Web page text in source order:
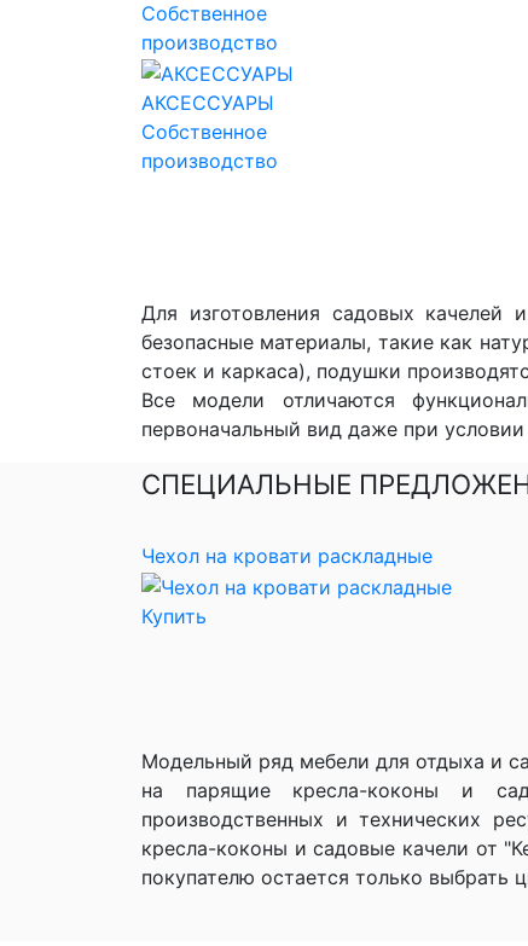
Собственное
производство
АКСЕССУАРЫ
Собственное
производство
Для изготовления садовых качелей
безопасные материалы, такие как
стоек и каркаса), подушки
Все модели отличаются
первоначальный вид даже при
СПЕЦИАЛЬНЫЕ
Чехол на кровати раскладные
Купить
Модельный ряд мебели для отдыха и
на парящие кресла-коконы и
производственных и технических
кресла-коконы и садовые качели от
покупателю остается только выбрать